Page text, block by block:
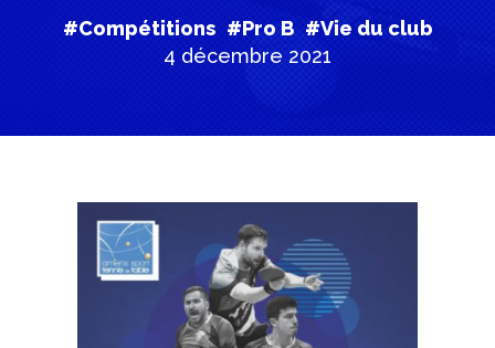
#Compétitions #Pro B #Vie du club
4 décembre 2021